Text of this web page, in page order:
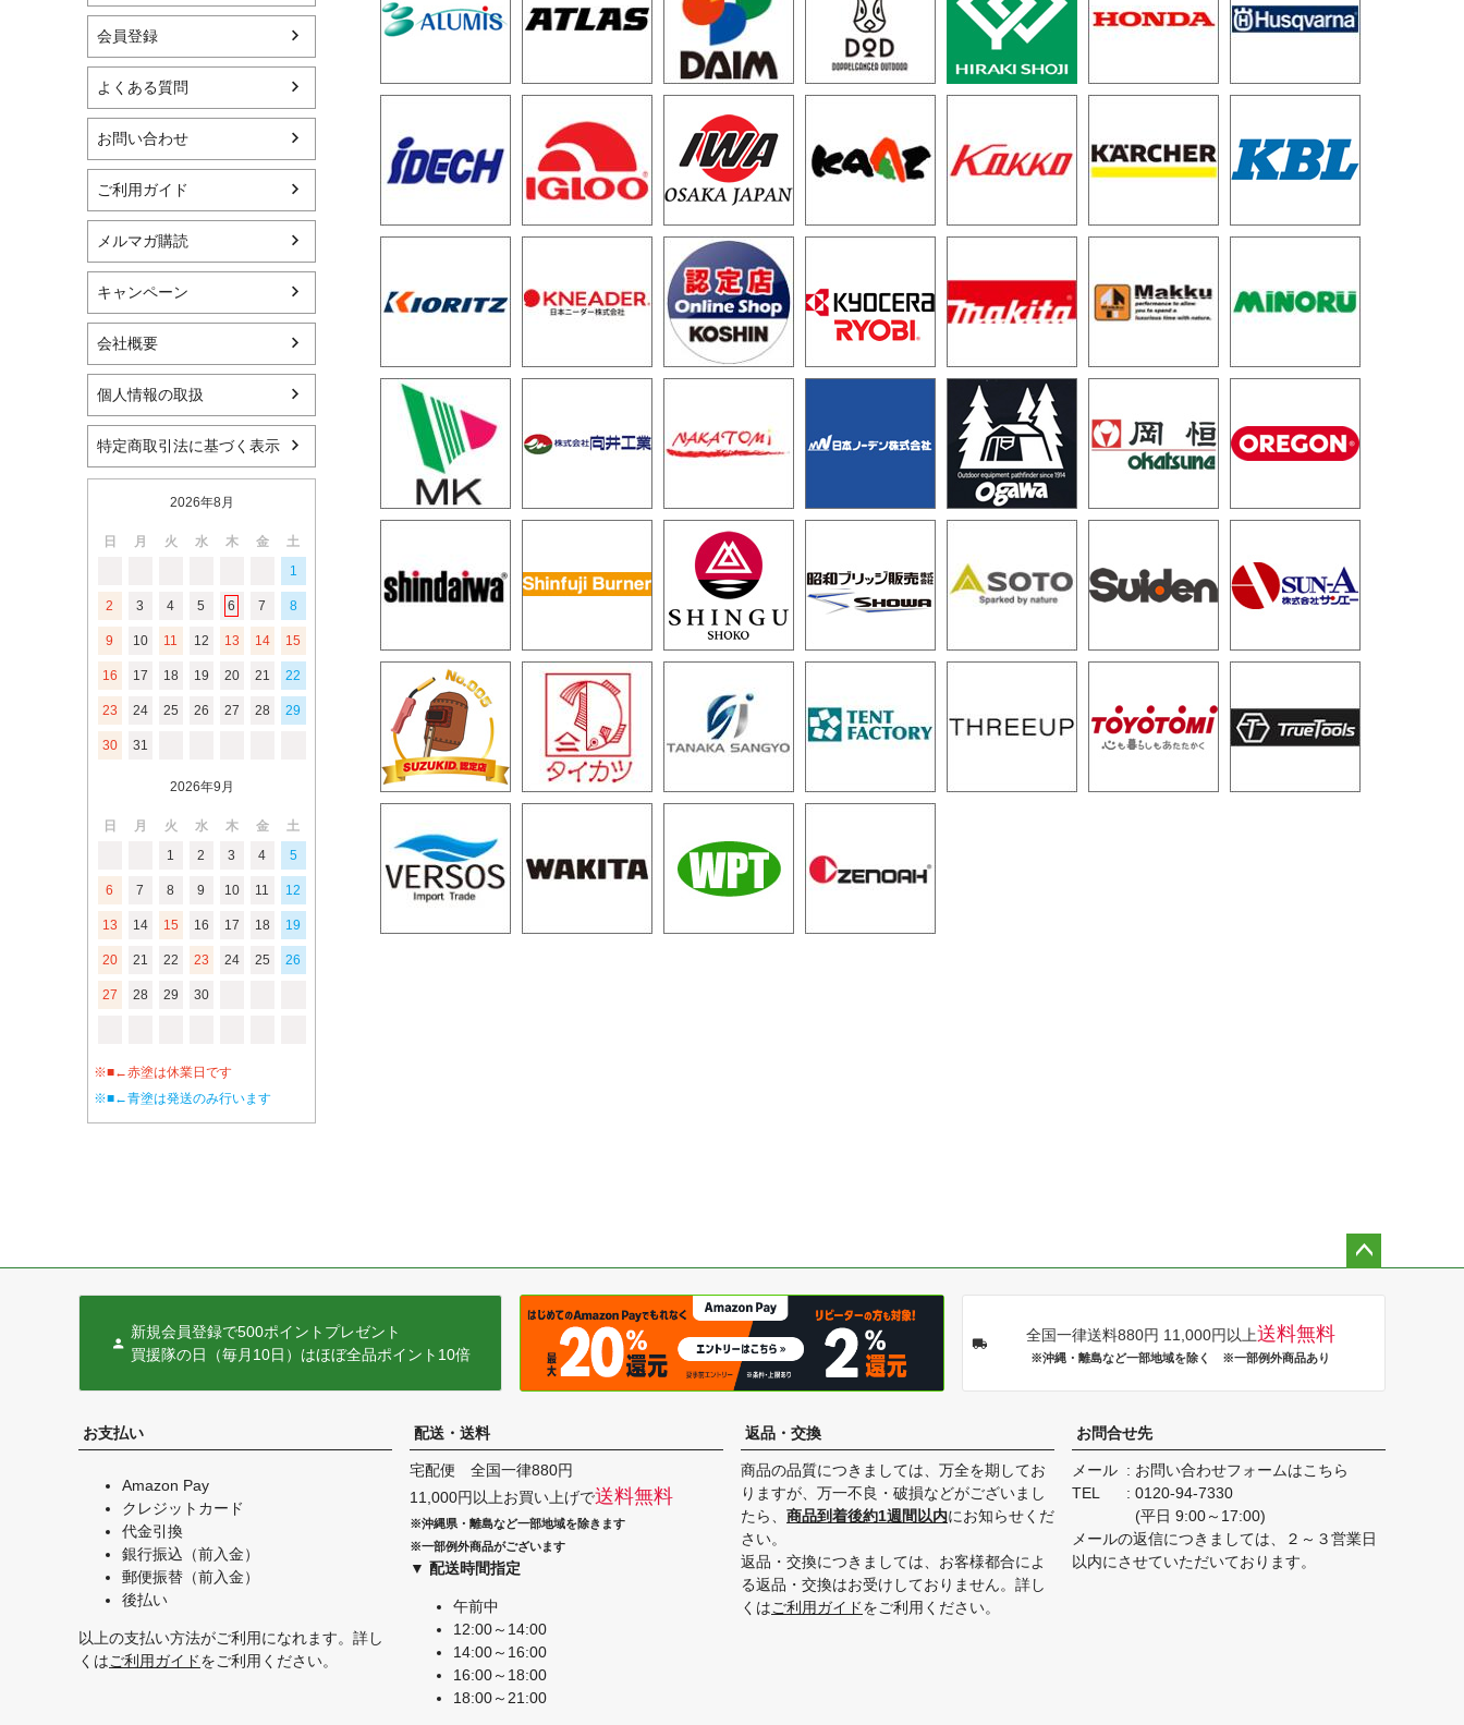
会員登録
よくある質問
お問い合わせ
ご利用ガイド
メルマガ購読
キャンペーン
会社概要
個人情報の取扱
特定商取引法に基づく表示
2026年8月
日 月 火 水 木 金
土
1
2 3 4 5 6 7 8
9 10 11 12 13 14 15
16 17 18 19 20 21 22
23 24 25 26 27 28 29
30 31
2026年9月
日 月 火 水 木 金
土
1
2 3 4 5
6 7 8 9 10 11 12
13 14 15 16 17 18 19
20 21 22 23 24 25 26
27 28 29 30
※■←赤塗は休業日です
※■←青塗は発送のみ行います
新規会員登録で500ポイントプレゼント
買援隊の日（毎月10日）はほぼ全品ポイント10倍
全国一律送料880円 11,000円以上送料無料
※沖縄・離島など一部地域を除く ※一部例外商品あり
お支払い
Amazon Pay
クレジットカード
代金引換
銀行振込（前入金）
郵便振替（前入金）
後払い
以上の支払い方法がご利用になれます。詳し
くはご利用ガイドをご利用ください。
配送・送料
宅配便 全国一律880円
11,000円以上お買い上げで送料無料
※沖縄県・離島など一部地域を除きます
※一部例外商品がございます
▼ 配送時間指定
午前中
12:00～14:00
14:00～16:00
16:00～18:00
18:00～21:00
返品・交換
商品の品質につきましては、万全を期してお
りますが、万一不良・破損などがございまし
たら、 商品到着後約1週間以内にお知らせくだ
さい。
返品・交換につきましては、お客様都合によ
る返品・交換はお受けしておりません。詳し
くはご利用ガイドをご利用ください。
お問合せ先
メール
お問い合わせフォームはこちら
TEL
0120-94-7330
(平日 9:00～17:00)
メールの返信につきましては、２～３営業日
以内にさせていただいております。